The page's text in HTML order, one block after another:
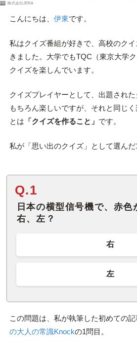
PR 株式会社JERA
こんにちは、 伊東です。
私はクイズ番組が好きで、高校のク
きました。大学でもTQC（東京大学
クイズを楽しんでいます。
クイズプレイヤーとして、出題され
もちろん楽しいですが、それと同じ
とは 「クイズを作ること」 です。
私が「思い出のクイズ」として選んだ
Q.1
日本の横型信号機で、赤色
右、左？
右
左
この問題は、私が執筆した初めての記
の大人の常識Knockの1問目。